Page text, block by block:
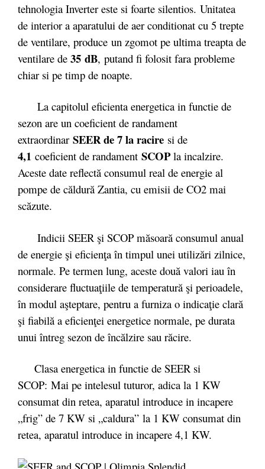
tehnologia Inverter este si foarte silentios. Unitatea
de interior a aparatului de aer conditionat cu 5 trepte
de ventilare, produce un zgomot pe ultima treapta de
ventilare de 35 dB, putand fi folosit fara probleme
chiar si pe timp de noapte.
La capitolul eficienta energetica in functie de
sezon are un coeficient de randament
extraordinar SEER de 7 la racire si de
4,1 coeficient de randament SCOPla incalzire.
Aceste date reflectă consumul real de energie al
pompe de căldură Zantia, cu emisii de CO2 mai
scăzute.
Indicii SEER şi SCOP măsoară consumul anual
de energie şi eficienţa în timpul unei utilizări zilnice,
normale. Pe termen lung, aceste două valori iau în
considerare fluctuaţiile de temperatură şi perioadele,
în modul aşteptare, pentru a furniza o indicaţie clară
şi fiabilă a eficienţei energetice normale, pe durata
unui întreg sezon de încălzire sau răcire.
Clasa energetica in functie de SEER si
SCOP: Mai pe intelesul tuturor, adica la 1 KW
consumat din retea, aparatul introduce in incapere
„frig” de 7 KW si „caldura” la 1 KW consumat din
retea, aparatul introduce in incapere 4,1 KW.